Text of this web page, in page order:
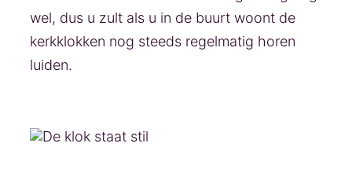
wel, dus u zult als u in de buurt woont de
kerkklokken nog steeds regelmatig horen
luiden.